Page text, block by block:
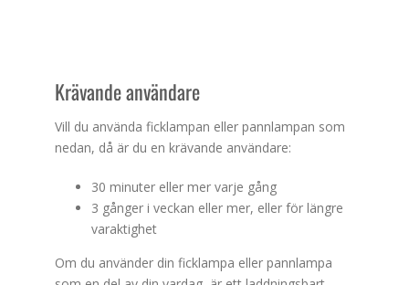
Krävande användare
Vill du använda ficklampan eller pannlampan som
nedan, då är du en krävande användare:
30 minuter eller mer varje gång
3 gånger i veckan eller mer, eller för längre
varaktighet
Om du använder din ficklampa eller pannlampa